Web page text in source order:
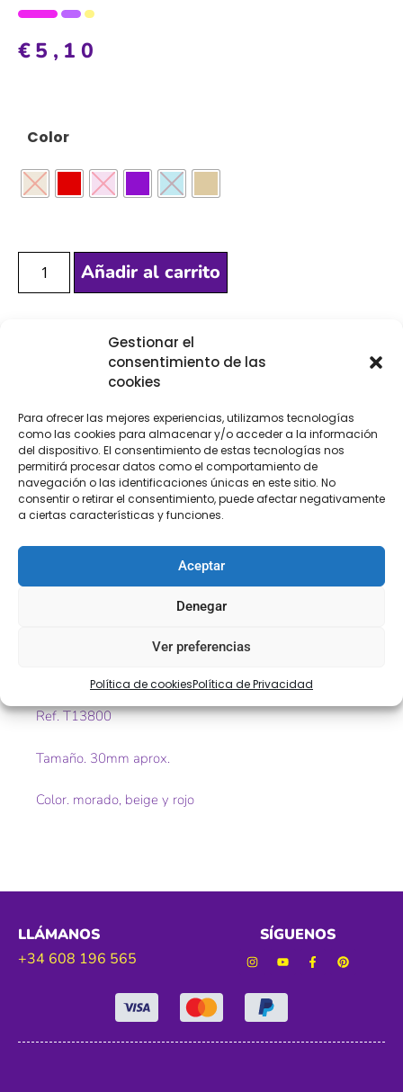
Gestionar el
consentimiento de las
cookies
Para ofrecer las mejores experiencias, utilizamos tecnologías
como las cookies para almacenar y/o acceder a la información
del dispositivo. El consentimiento de estas tecnologías nos
permitirá procesar datos como el comportamiento de
navegación o las identificaciones únicas en este sitio. No
consentir o retirar el consentimiento, puede afectar negativamente
a ciertas características y funciones.
Aceptar
Denegar
Ver preferencias
Política de cookiesPolítica de Privacidad
€5,10
Color
Añadir al carrito
[Las unidades seleccionadas son en
COMPRA
SEGURA
ENVÍO 24-48H TIENDA FÍSICA
Información adicional
Greca de fantasía «Entredós bolillo con lazo de
Ref. T13800
Tamaño. 30mm aprox.
Color. morado, beige y rojo
LLÁMANOS
+34 608 196 565
SÍGUENOS